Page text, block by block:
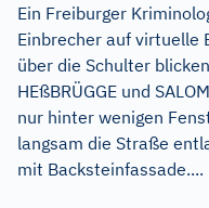
Ein Freiburger
Einbrecher auf virtuelle
über die Schulter
HEßBRÜGGE und
nur hinter wenigen
langsam die Straße
mit Backsteinfassade....